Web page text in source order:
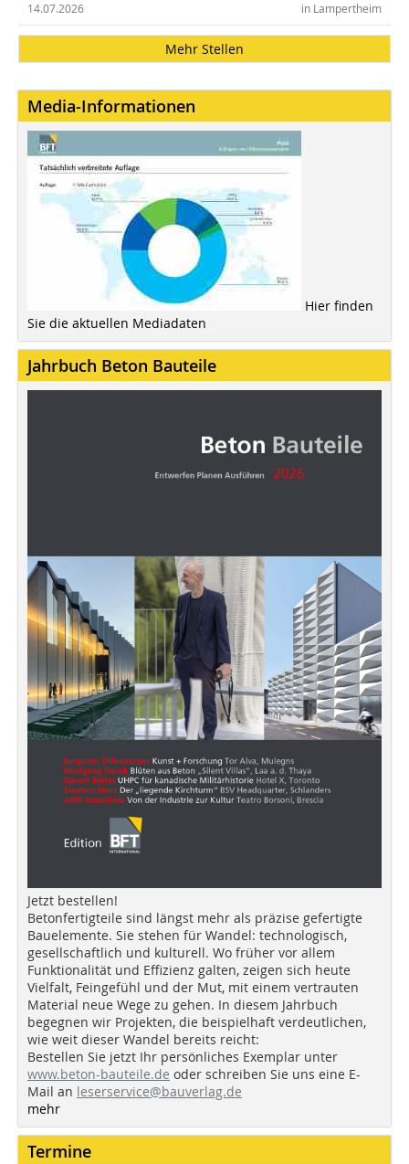
in Lampertheim
14.07.2026
Mehr Stellen
Media-Informationen
Hier finden
Sie die aktuellen Mediadaten
Jahrbuch Beton Bauteile
Jetzt bestellen!
Betonfertigteile sind längst mehr als präzise gefertigte
Bauelemente. Sie stehen für Wandel: technologisch,
gesellschaftlich und kulturell. Wo früher vor allem
Funktionalität und Effizienz galten, zeigen sich heute
Vielfalt, Feingefühl und der Mut, mit einem vertrauten
Material neue Wege zu gehen. In diesem Jahrbuch
begegnen wir Projekten, die beispielhaft verdeutlichen,
wie weit dieser Wandel bereits reicht:
Bestellen Sie jetzt Ihr persönliches Exemplar unter
www.beton-bauteile.de oder schreiben Sie uns eine E-
Mail an leserservice@bauverlag.de
mehr
Termine